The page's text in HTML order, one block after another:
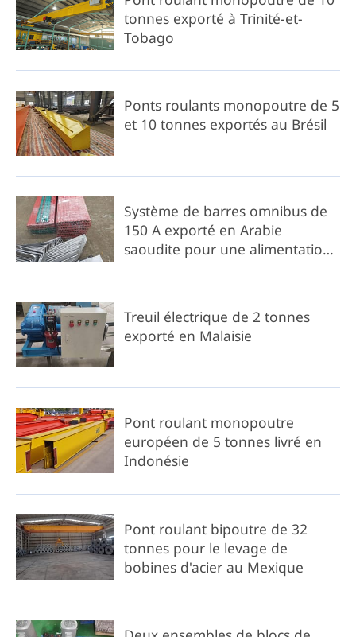
tonnes exporté à Trinité-et-
Tobago
Ponts roulants monopoutre de 5
et 10 tonnes exportés au Brésil
Système de barres omnibus de
150 A exporté en Arabie
saoudite pour une alimentation
industrielles
Treuil électrique de 2 tonnes
exporté en Malaisie
Pont roulant monopoutre
européen de 5 tonnes livré en
Indonésie
Pont roulant bipoutre de 32
tonnes pour le levage de
bobines d'acier au Mexique